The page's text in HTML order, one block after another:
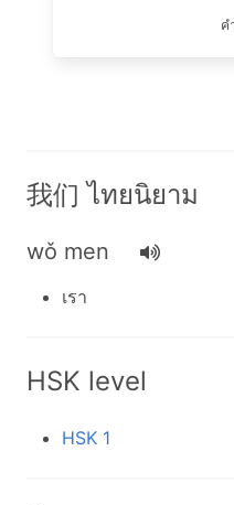
ค
我们 ไทยนิยาม
wǒ men
เรา
HSK level
HSK 1